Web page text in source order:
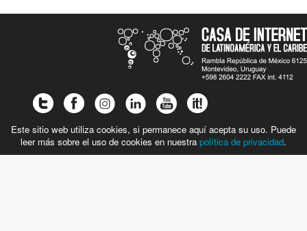
Este sitio web utiliza cookies, si permanece aquí acepta su uso. Puede
leer más sobre el uso de cookies en nuestra política de privacidad.